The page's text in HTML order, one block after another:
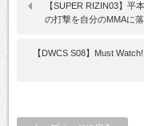
【SUPER RIZIN03】平
の打撃を自分のMMAに落
【DWCS S08】Must